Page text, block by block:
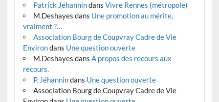
Patrick Jéhannindans Vivre Rennes (métropole)
M.Deshayes dans Une promotion au mérite,
vraiment ?…
Association Bourg de Coupvray Cadre de Vie
Environdans Une question ouverte
M.Deshayes dans A propos des recours aux
recours.
P. Jéhannindans Une question ouverte
Association Bourg de Coupvray Cadre de Vie